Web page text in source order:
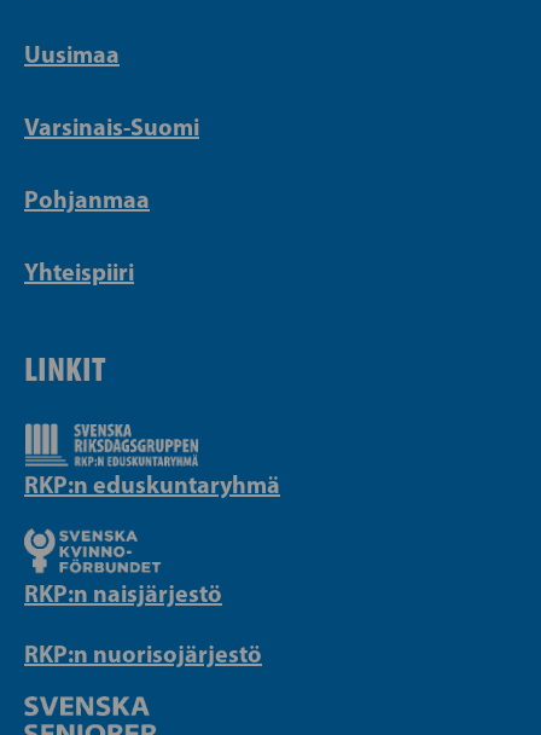
Uusimaa
Varsinais-Suomi
Pohjanmaa
Yhteispiiri
LINKIT
RKP:n eduskuntaryhmä
RKP:n naisjärjestö
RKP:n nuorisojärjestö